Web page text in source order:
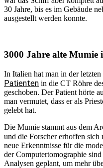
30 Jahre, bis es im Gebäude
ausgestellt werden konnte.
3000 Jahre alte Mumie
In Italien hat man in der
Patienten in die CT Röhre
geschoben. Der Patient hörte
man vermutet, dass er als
gelebt hat.
Die Mumie stammt aus dem
und die Forscher erhoffen sich
neue Erkenntnisse für die
der Computertomographie
Analysen geplant, um mehr